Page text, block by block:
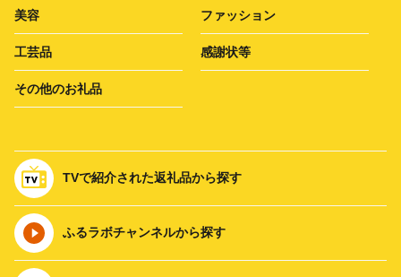
美容 ファッション
工芸品 感謝状等
その他のお礼品
TVで紹介された返礼品から探す
ふるラボチャンネルから探す